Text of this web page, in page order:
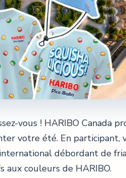
vous ! HARIBO Canada
votre été. En participant,
débordant de
aux couleurs de HARIBO.